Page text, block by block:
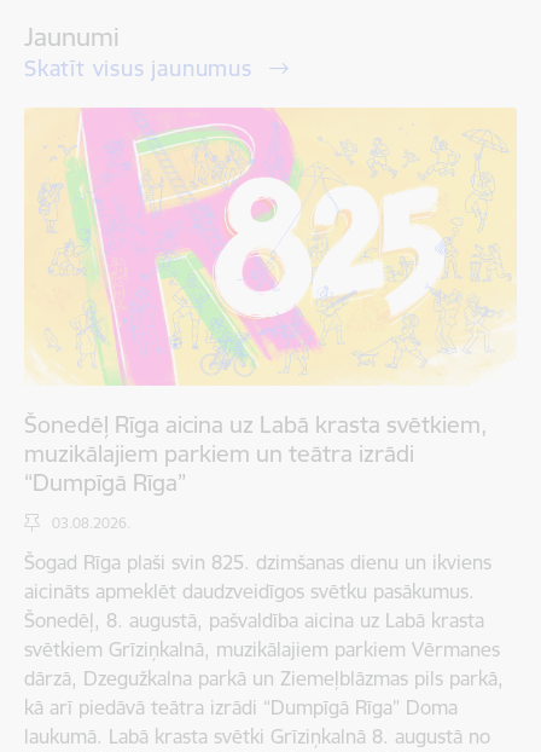
Jaunumi
Skatīt visus jaunumus
Šonedēļ Rīga aicina uz Labā krasta svētkiem,
muzikālajiem parkiem un teātra izrādi
“Dumpīgā Rīga”
03.08.2026.
Šogad Rīga plaši svin 825. dzimšanas dienu un ikviens
aicināts apmeklēt daudzveidīgos svētku pasākumus.
Šonedēļ, 8. augustā, pašvaldība aicina uz Labā krasta
svētkiem Grīziņkalnā, muzikālajiem parkiem Vērmanes
dārzā, Dzegužkalna parkā un Ziemeļblāzmas pils parkā,
kā arī piedāvā teātra izrādi “Dumpīgā Rīga” Doma
laukumā. Labā krasta svētki Grīziņkalnā 8. augustā no